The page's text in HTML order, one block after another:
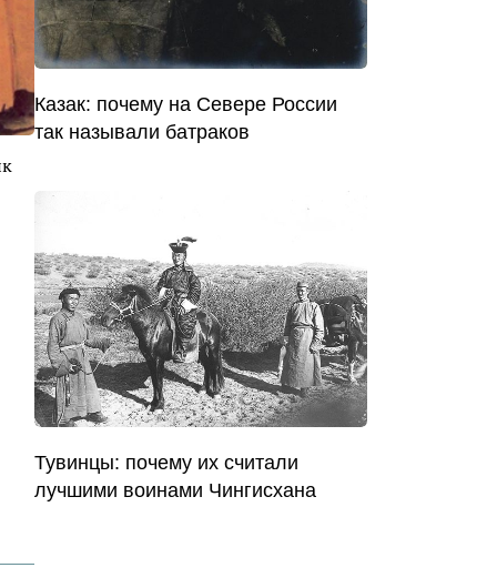
Казак: почему на Севере России
так называли батраков
Тувинцы: почему их считали
лучшими воинами Чингисхана